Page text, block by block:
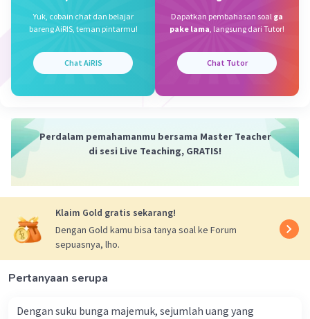
Fathiya H Level 81
Ini yang benar 👌🏻
Yuk, cobain chat dan belajar
bareng AiRIS, teman pintarmu!
Chat AiRIS
Dapatkan pembahasan soal ga
pake lama, langsung dari Tutor!
Chat Tutor
Perdalam pemahamanmu bersama Master Teacher
di sesi Live Teaching, GRATIS!
Klaim Gold gratis sekarang!
Dengan Gold kamu bisa tanya soal ke Forum
sepuasnya, lho.
Pertanyaan serupa
Dengan suku bunga majemuk, sejumlah uang yang